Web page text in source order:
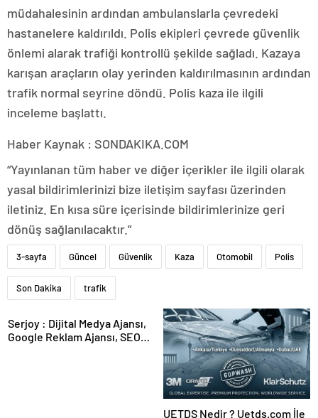
müdahalesinin ardından ambulanslarla çevredeki
hastanelere kaldırıldı. Polis ekipleri çevrede güvenlik
önlemi alarak trafiği kontrollü şekilde sağladı. Kazaya
karışan araçların olay yerinden kaldırılmasının ardından
trafik normal seyrine döndü. Polis kaza ile ilgili
inceleme başlattı.
Haber Kaynak : SONDAKIKA.COM
“Yayınlanan tüm haber ve diğer içerikler ile ilgili olarak
yasal bildirimlerinizi bize iletişim sayfası üzerinden
iletiniz. En kısa süre içerisinde bildirimlerinize geri
dönüş sağlanılacaktır.”
3-sayfa Güncel Güvenlik Kaza Otomobil Polis
Son Dakika trafik
Serjoy : Dijital Medya Ajansı,
Google Reklam Ajansı, SEO
UETDS Nedir ? Uetds.com İle